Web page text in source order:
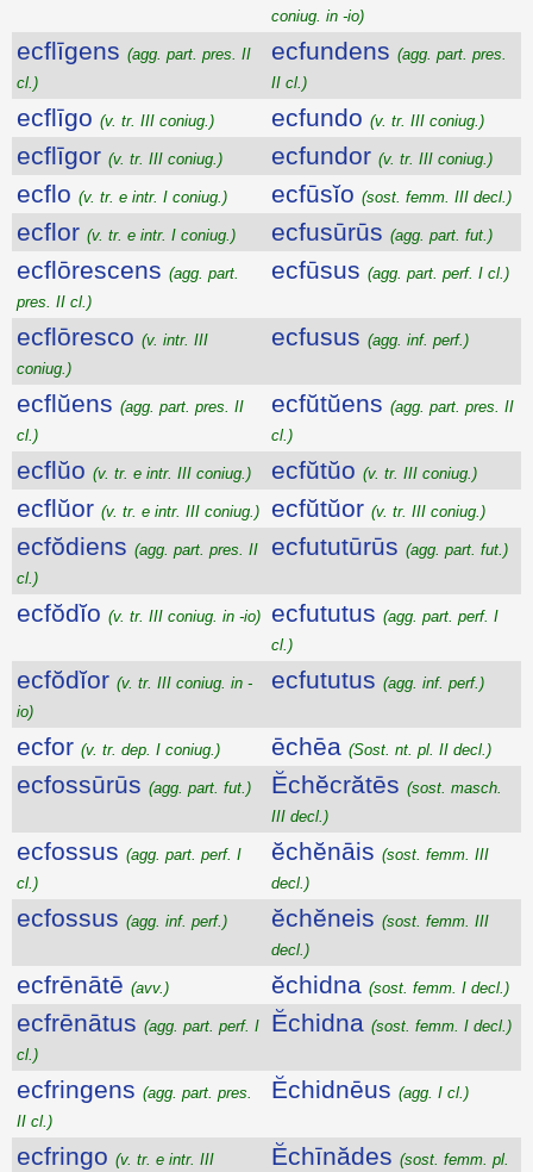
coniug. in -io)
ecflīgens (agg. part. pres. II
cl.)
ecfundens (agg. part. pres.
II cl.)
ecflīgo (v. tr. III coniug.) ecfundo (v. tr. III coniug.)
ecflīgor (v. tr. III coniug.) ecfundor (v. tr. III coniug.)
ecflo (v. tr. e intr. I coniug.) ecfūsĭo (sost. femm. III decl.)
ecflor (v. tr. e intr. I coniug.) ecfusūrūs (agg. part. fut.)
ecflōrescens (agg. part.
pres. II cl.)
ecfūsus (agg. part. perf. I cl.)
ecflōresco (v. intr. III
coniug.)
ecfusus (agg. inf. perf.)
ecflŭens (agg. part. pres. II
cl.)
ecfŭtŭens (agg. part. pres. II
cl.)
ecflŭo (v. tr. e intr. III coniug.) ecfŭtŭo (v. tr. III coniug.)
ecflŭor (v. tr. e intr. III coniug.) ecfŭtŭor (v. tr. III coniug.)
ecfŏdiens (agg. part. pres. II
cl.)
ecfututūrūs (agg. part. fut.)
ecfŏdĭo (v. tr. III coniug. in -io) ecfututus (agg. part. perf. I
cl.)
ecfŏdĭor (v. tr. III coniug. in -
io)
ecfututus (agg. inf. perf.)
ecfor (v. tr. dep. I coniug.) ēchēa (Sost. nt. pl. II decl.)
ecfossūrūs (agg. part. fut.) Ĕchĕcrătēs (sost. masch.
III decl.)
ecfossus (agg. part. perf. I
cl.)
ĕchĕnāis (sost. femm. III
decl.)
ecfossus (agg. inf. perf.) ĕchĕneis (sost. femm. III
decl.)
ecfrēnātē (avv.) ĕchidna (sost. femm. I decl.)
ecfrēnātus (agg. part. perf. I
cl.)
Ĕchidna (sost. femm. I decl.)
ecfringens (agg. part. pres.
II cl.)
Ĕchidnēus (agg. I cl.)
ecfringo (v. tr. e intr. III
Ĕchīnădes (sost. femm. pl.